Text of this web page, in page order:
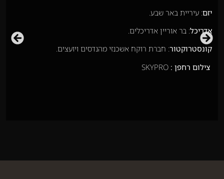
יזם: עיריית באר שבע.
אדריכל: בר אוריין אדריכלים.
קונסטרוקטור: חברת רוקח אשכנזי מהנדסים ויועצים.
צילום רחפן :